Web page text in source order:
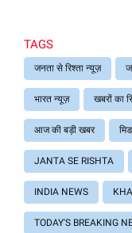
TAGS
जनता से रिश्ता न्यूज़
भारत न्यूज़ खबरों का
आज की बड़ी खबर
JANTA SE RISHTA
INDIA NEWS
TODAY'S BREAKING